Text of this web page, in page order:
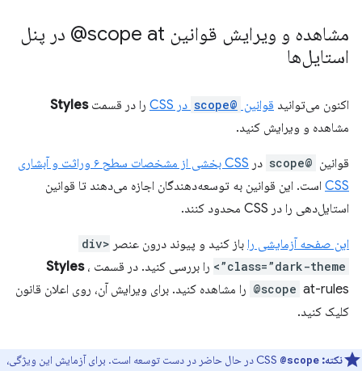
مشاهده و ویرایش قوانین ‎@scope at در پنل
استایل‌ها
اکنون می‌توانید قوانین @scope در CSS را در قسمتStyles
مشاهده و ویرایش کنید.
قوانین @scope در
CSS بخشی از مشخصات سطح ۶ وراثت و آبشاری
CSS است. این قوانین به توسعه‌دهندگان اجازه می‌دهند تا قوانین
استایل‌دهی را در CSS محدود کنند.
این صفحه آزمایشی را باز کنید و پیوند درون عنصر
<div
class=”dark-theme”>
را بررسی کنید. در قسمت Styles،
@scope at-rules را مشاهده کنید. برای ویرایش آن، روی اعلان قانون
کلیک کنید.
نکته: @scope
در حال حاضر در دست توسعه است. برای آزمایش این ویژگی،